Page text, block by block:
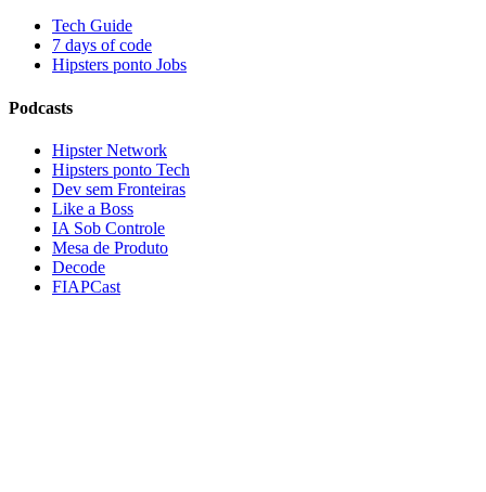
Tech Guide
7 days of code
Hipsters ponto Jobs
Podcasts
Hipster Network
Hipsters ponto Tech
Dev sem Fronteiras
Like a Boss
IA Sob Controle
Mesa de Produto
Decode
FIAPCast